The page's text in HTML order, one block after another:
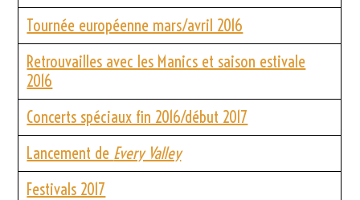
Tournée européenne mars/avril 2016
Retrouvailles avec les Manics et saison estivale
2016
Concerts spéciaux fin 2016/début 2017
Lancement de Every Valley
Festivals 2017